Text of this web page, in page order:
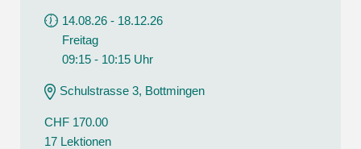
14.08.26 - 18.12.26
Freitag
09:15 - 10:15 Uhr
Schulstrasse 3, Bottmingen
CHF 170.00
17 Lektionen